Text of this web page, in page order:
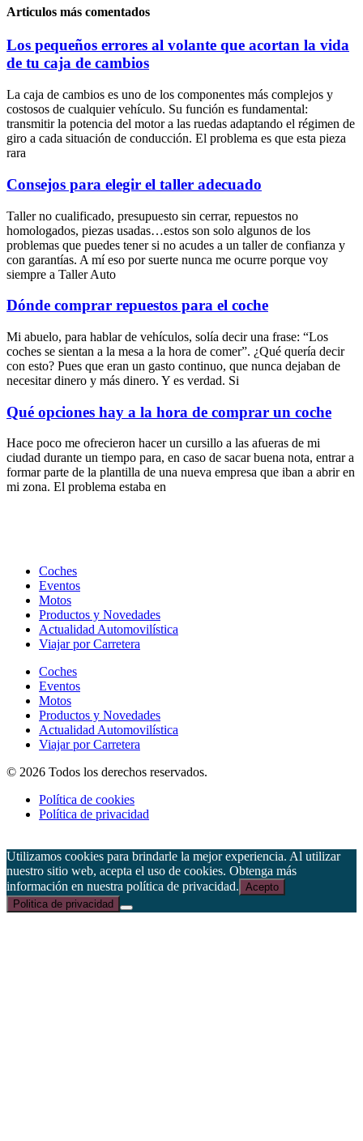
Articulos más comentados
Los pequeños errores al volante que acortan la vida
de tu caja de cambios
La caja de cambios es uno de los componentes más complejos y
costosos de cualquier vehículo. Su función es fundamental:
transmitir la potencia del motor a las ruedas adaptando el régimen de
giro a cada situación de conducción. El problema es que esta pieza
rara
Consejos para elegir el taller adecuado
Taller no cualificado, presupuesto sin cerrar, repuestos no
homologados, piezas usadas…estos son solo algunos de los
problemas que puedes tener si no acudes a un taller de confianza y
con garantías. A mí eso por suerte nunca me ocurre porque voy
siempre a Taller Auto
Dónde comprar repuestos para el coche
Mi abuelo, para hablar de vehículos, solía decir una frase: “Los
coches se sientan a la mesa a la hora de comer”. ¿Qué quería decir
con esto? Pues que eran un gasto continuo, que nunca dejaban de
necesitar dinero y más dinero. Y es verdad. Si
Qué opciones hay a la hora de comprar un coche
Hace poco me ofrecieron hacer un cursillo a las afueras de mi
ciudad durante un tiempo para, en caso de sacar buena nota, entrar a
formar parte de la plantilla de una nueva empresa que iban a abrir en
mi zona. El problema estaba en
Coches
Eventos
Motos
Productos y Novedades
Actualidad Automovilística
Viajar por Carretera
Coches
Eventos
Motos
Productos y Novedades
Actualidad Automovilística
Viajar por Carretera
© 2026 Todos los derechos reservados.
Política de cookies
Política de privacidad
Utilizamos cookies para brindarle la mejor experiencia. Al utilizar
nuestro sitio web, acepta el uso de cookies. Obtenga más
información en nuestra política de privacidad. Acepto
Politica de privacidad